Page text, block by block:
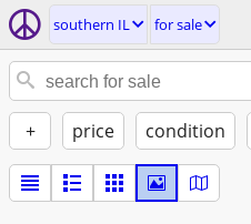
southern IL for sale
+ price condition